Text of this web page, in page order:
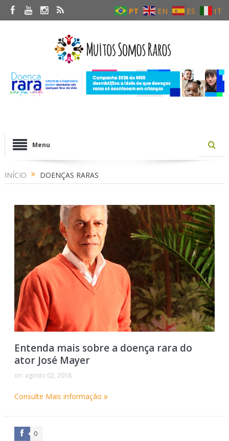
PT EN ES IT
Menu
INÍCIO DOENÇAS RARAS
Entenda mais sobre a doença rara do
ator José Mayer
on: agosto 02, 2018
Consulte Mais informação
0